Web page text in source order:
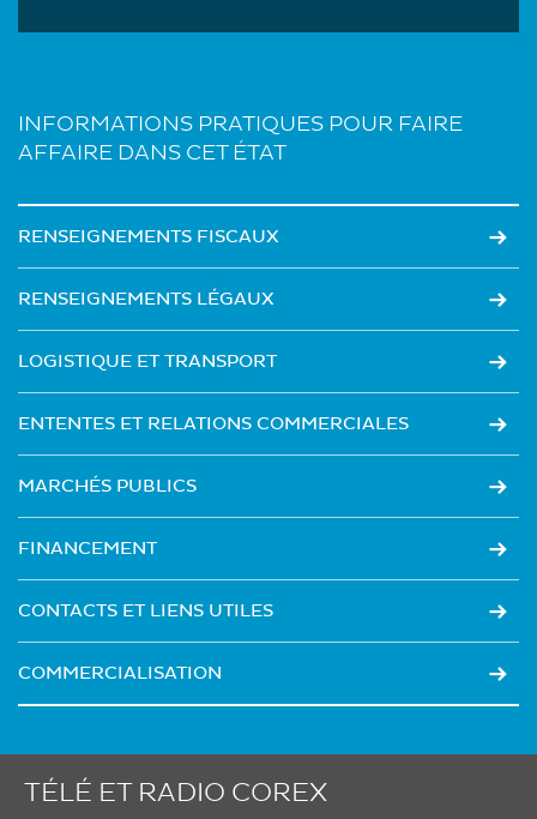
INFORMATIONS PRATIQUES POUR FAIRE
AFFAIRE DANS CET ÉTAT
RENSEIGNEMENTS FISCAUX
RENSEIGNEMENTS LÉGAUX
LOGISTIQUE ET TRANSPORT
ENTENTES ET RELATIONS COMMERCIALES
MARCHÉS PUBLICS
FINANCEMENT
CONTACTS ET LIENS UTILES
COMMERCIALISATION
TÉLÉ ET RADIO COREX